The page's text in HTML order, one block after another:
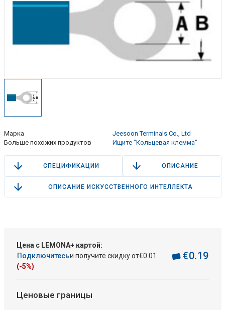
Марка
Jeesoon Terminals Co., Ltd
Больше похожих продуктов
Ищите "Кольцевая клемма"
СПЕЦИФИКАЦИИ ОПИСАНИЕ
ОПИСАНИЕ ИСКУССТВЕННОГО ИНТЕЛЛЕКТА
Цена с LEMONA+ картой:
Подключитесьи получите скидку от€0 01
(-5%)
€0.19
Ценовые границы